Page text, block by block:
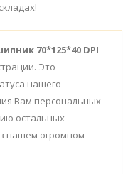
70*125*40 DPI
Это
нашего
Вам персональных
остальных
нашем огромном